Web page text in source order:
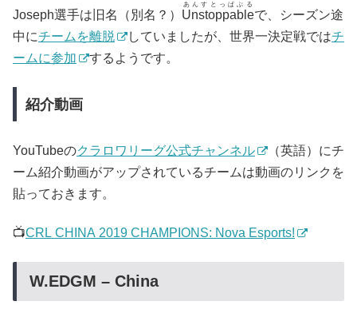
Joseph選手は旧名（別名？） Unstoppable
あんすとっぱぶる
で、シーズン途
中にチームを離脱 していましたが、世界一決定戦ではチ
ームに参加
するようです。
紹介動画
YouTubeのクラロワリーグ公式チャンネル
（英語）にチ
ーム紹介動画がアップされているチームは動画のリンクを
貼っておきます。
📺CRL CHINA 2019 CHAMPIONS: Nova Esports!
W.EDGM – China